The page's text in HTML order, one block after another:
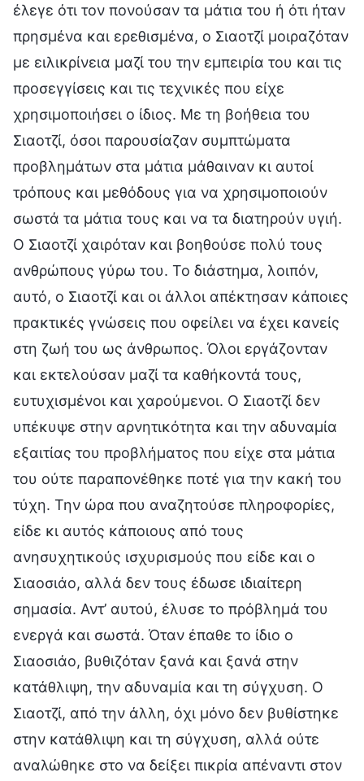
έλεγε ότι τον πονούσαν τα μάτια του ή ότι ήταν
πρησμένα και ερεθισμένα, ο Σιαοτζί μοιραζόταν
με ειλικρίνεια μαζί του την εμπειρία του και τις
προσεγγίσεις και τις τεχνικές που είχε
χρησιμοποιήσει ο ίδιος. Με τη βοήθεια του
Σιαοτζί, όσοι παρουσίαζαν συμπτώματα
προβλημάτων στα μάτια μάθαιναν κι αυτοί
τρόπους και μεθόδους για να χρησιμοποιούν
σωστά τα μάτια τους και να τα διατηρούν υγιή.
Ο Σιαοτζί χαιρόταν και βοηθούσε πολύ τους
ανθρώπους γύρω του. Το διάστημα, λοιπόν,
αυτό, ο Σιαοτζί και οι άλλοι απέκτησαν κάποιες
πρακτικές γνώσεις που οφείλει να έχει κανείς
στη ζωή του ως άνθρωπος. Όλοι εργάζονταν
και εκτελούσαν μαζί τα καθήκοντά τους,
ευτυχισμένοι και χαρούμενοι. Ο Σιαοτζί δεν
υπέκυψε στην αρνητικότητα και την αδυναμία
εξαιτίας του προβλήματος που είχε στα μάτια
του ούτε παραπονέθηκε ποτέ για την κακή του
τύχη. Την ώρα που αναζητούσε πληροφορίες,
είδε κι αυτός κάποιους από τους
ανησυχητικούς ισχυρισμούς που είδε και ο
Σιαοσιάο, αλλά δεν τους έδωσε ιδιαίτερη
σημασία. Αντ’ αυτού, έλυσε το πρόβλημά του
ενεργά και σωστά. Όταν έπαθε το ίδιο ο
Σιαοσιάο, βυθιζόταν ξανά και ξανά στην
κατάθλιψη, την αδυναμία και τη σύγχυση. Ο
Σιαοτζί, από την άλλη, όχι μόνο δεν βυθίστηκε
στην κατάθλιψη και τη σύγχυση, αλλά ούτε
αναλώθηκε στο να δείξει πικρία απέναντι στον